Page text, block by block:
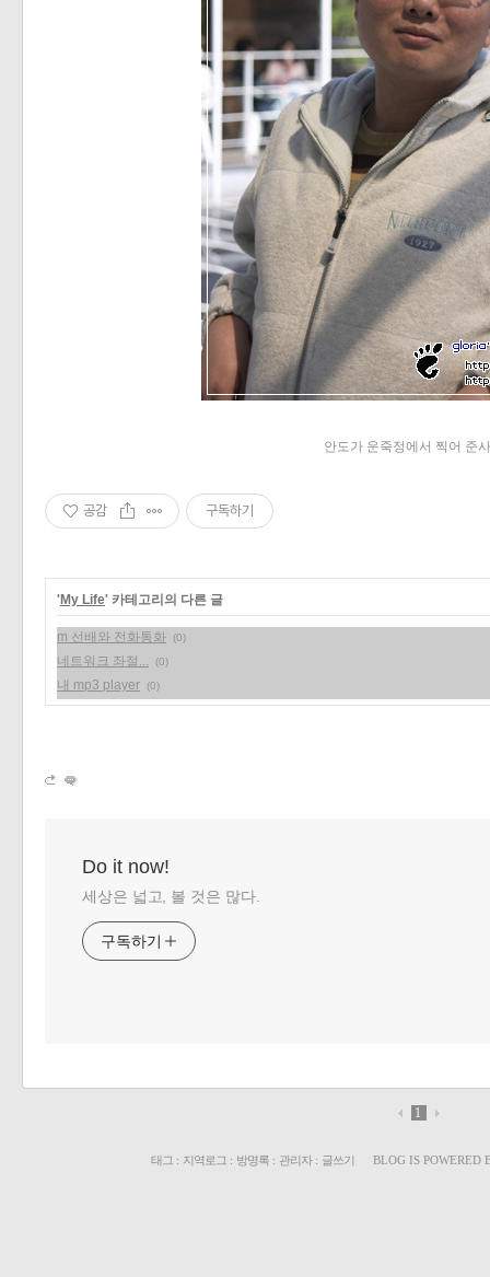
안도가 운죽정에서 찍어 준
공감 구독하기
'My Life' 카테고리의 다른 글
m 선배와 전화통화 (0)
네트워크 좌절... (0)
내 mp3 player (0)
Do it now!
세상은 넓고, 볼 것은 많다.
구독하기
1
태그 : 지역로그 : 방명록 : 관리자: 글쓰기 BLOG IS POWERED
« »